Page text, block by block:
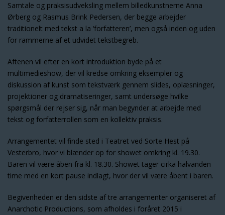
Samtale og praksisudveksling mellem billedkunstnerne Anna
Ørberg og Rasmus Brink Pedersen, der begge arbejder
traditionelt med tekst a la ‘forfatteren’, men også inden og uden
for rammerne af et udvidet tekstbegreb.
Aftenen vil efter en kort introduktion byde på et
multimedieshow, der vil kredse omkring eksempler og
diskussion af kunst som tekstværk gennem slides, oplæsninger,
projektioner og dramatiseringer, samt undersøge hvilke
spørgsmål der rejser sig, når man begynder at arbejde med
tekst og forfatterrollen som en kollektiv praksis.
Arrangementet vil finde sted i Teatret ved Sorte Hest på
Vesterbro, hvor vi blænder op for showet omkring kl. 19.30.
Baren vil være åben fra kl. 18.30. Showet tager cirka halvanden
time med en kort pause indlagt, hvor der vil være åbent i baren.
Begivenheden er den sidste af tre arrangementer organiseret af
Anarchotic Productions, som afholdes i foråret 2015 i